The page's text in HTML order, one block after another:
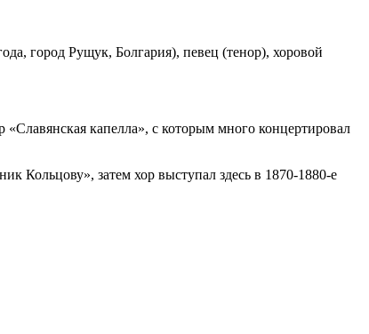
город Рущук, Болгария), певец (тенор), хоровой
капелла», с которым много концертировал
Кольцову», затем хор выступал здесь в 1870-1880-е